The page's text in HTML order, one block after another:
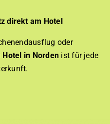
direkt am Hotel
oder
Hotel in Norden ist für jede